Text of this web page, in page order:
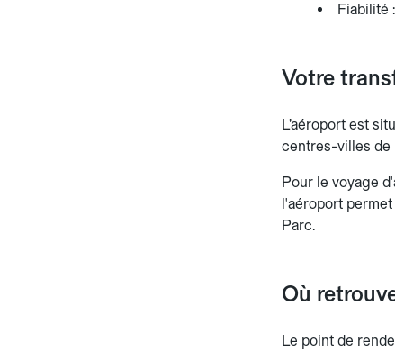
Fiabilité
Votre
L’aéroport est
centres-villes de
Pour le voyage
l'aéroport
Parc.
Où
Le point de